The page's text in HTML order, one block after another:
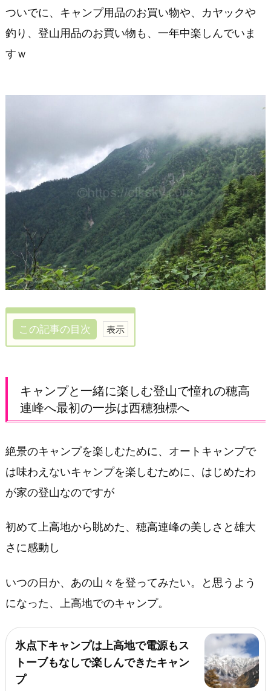
ついでに、キャンプ用品のお買い物や、カヤックや
釣り、登山用品のお買い物も、一年中楽しんでいま
すｗ
この記事の目次
ン
プ
と
緒
楽
し
登
山
で
れ
の
連
峰
キャンプと一緒に楽しむ登山で憧れの穂高
連峰へ最初の一歩は西穂独標へ
絶景のキャンプを楽しむために、オートキャンプで
は味わえないキャンプを楽しむために、はじめたわ
が家の登山なのですが
初めて上高地から眺めた、穂高連峰の美しさと雄大
さに感動し
いつの日か、あの山々を登ってみたい。と思うよう
になった、上高地でのキャンプ。
氷点下キャンプは上高地で電源もス
トーブもなしで楽しんできたキャン
プ